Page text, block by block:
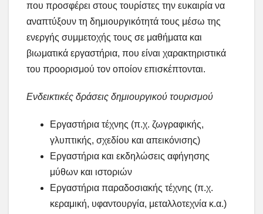
που προσφέρει στους τουρίστες την ευκαιρία να
αναπτύξουν τη δημιουργικότητά τους μέσω της
ενεργής συμμετοχής τους σε μαθήματα και
βιωματικά εργαστήρια, που είναι χαρακτηριστικά
του προορισμού τον οποίον επισκέπτονται.
Ενδεικτικές δράσεις δημιουργικού τουρισμού
Εργαστήρια τέχνης (π.χ. ζωγραφικής,
γλυπτικής, σχεδίου και απεικόνισης)
Εργαστήρια και εκδηλώσεις αφήγησης
μύθων και ιστοριών
Εργαστήρια παραδοσιακής τέχνης (π.χ.
κεραμική, υφαντουργία, μεταλλοτεχνία κ.α.)